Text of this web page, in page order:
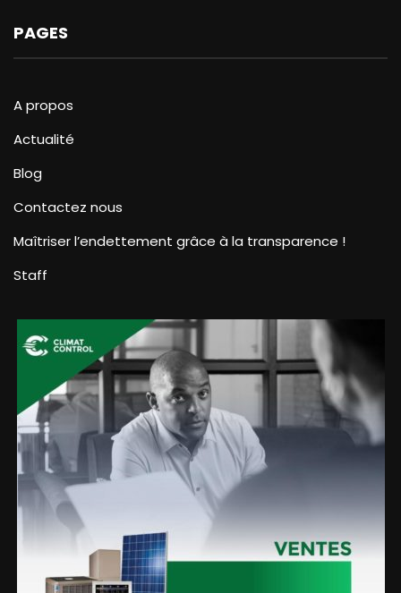
PAGES
A propos
Actualité
Blog
Contactez nous
Maîtriser l’endettement grâce à la transparence !
Staff